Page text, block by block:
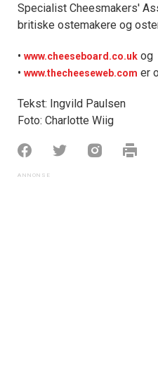
Specialist Cheesmakers'
britiske ostemakere og
• www.cheeseboard.co.uk og
• www.thecheeseweb.com er
Tekst: Ingvild Paulsen
Foto: Charlotte Wiig